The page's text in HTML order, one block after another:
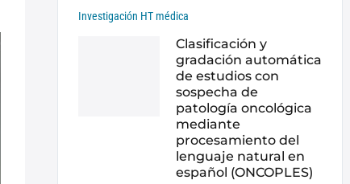
Investigación HT médica
Clasificación y
gradación automática
de estudios con
sospecha de
patología oncológica
mediante
procesamiento del
lenguaje natural en
español (ONCOPLES)